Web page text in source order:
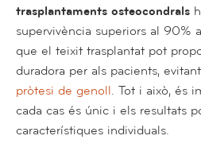
trasplantaments osteocondrals
supervivència superiors al 90%
que el teixit trasplantat pot
duradora per als pacients,
pròtesi de genoll. Tot i això, és
cada cas és únic i els resultats
característiques individuals.